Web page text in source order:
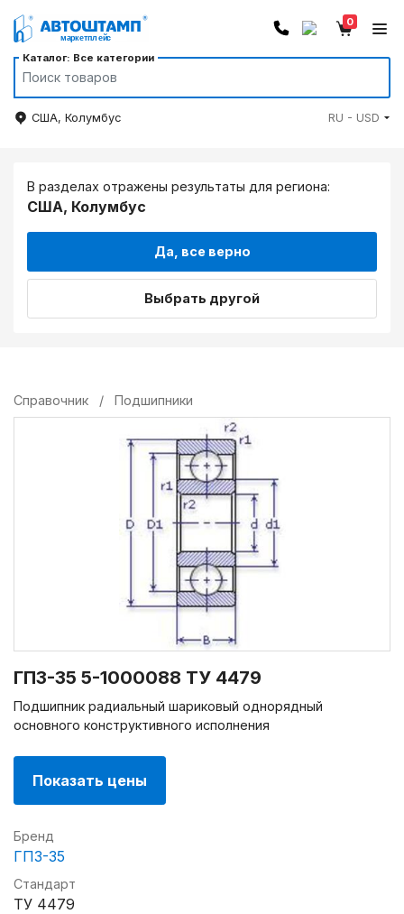
Каталог: Все категории
0
США, Колумбус RU - USD
В разделах отражены результаты для региона:
США, Колумбус
Да, все верно
Выбрать другой
Справочник / Подшипники
ГПЗ-35 5-1000088 ТУ 4479
Подшипник радиальный шариковый однорядный
основного конструктивного исполнения
Показать цены
Бренд
ГПЗ-35
Стандарт
ТУ 4479